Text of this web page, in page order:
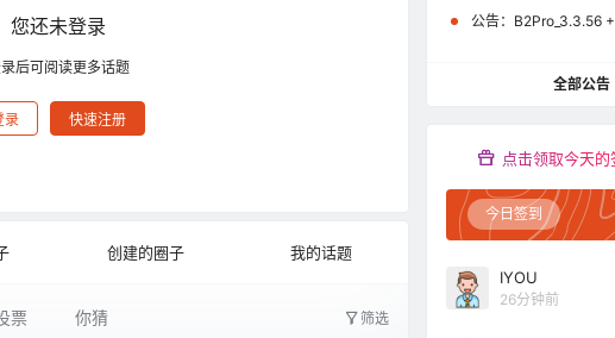
您还未登录
后可阅读更多话题
录 快速注册
创建的圈子 我的话题
票 你猜 筛选
公告： B2Pro_3.3.56 + APP插件
全部公告
点击领取今天的
今日签到
IYOU
26分钟前